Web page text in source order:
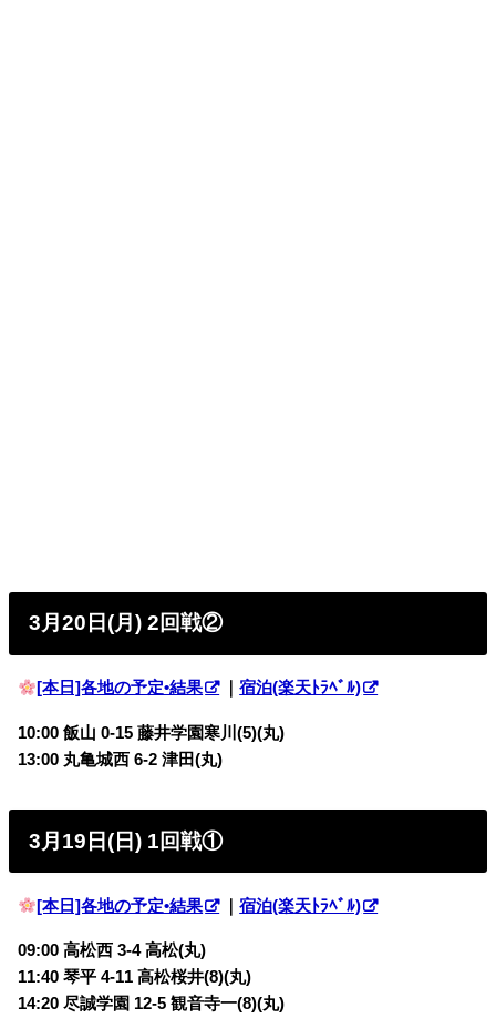
3月20日(月) 2回戦②
[本日]各地の予定•結果 ｜宿泊(楽天ﾄﾗﾍﾞﾙ)
10:00 飯山 0-15 藤井学園寒川(5)(丸)
13:00 丸亀城西 6-2 津田(丸)
3月19日(日) 1回戦①
[本日]各地の予定•結果 ｜宿泊(楽天ﾄﾗﾍﾞﾙ)
09:00 高松西 3-4 高松(丸)
11:40 琴平 4-11 高松桜井(8)(丸)
14:20 尽誠学園 12-5 観音寺一(8)(丸)